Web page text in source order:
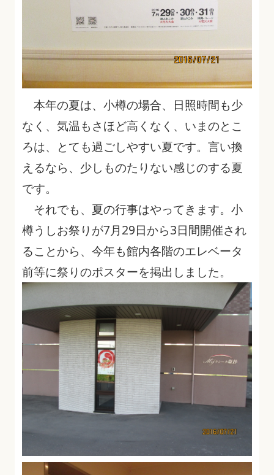
本年の夏は、小樽の場合、日照時間も少
なく、気温もさほど高くなく、いまのとこ
ろは、とても過ごしやすい夏です。言い換
えるなら、少しものたりない感じのする夏
です。
それでも、夏の行事はやってきます。小
樽うしお祭りが7月29日から3日間開催され
ることから、今年も館内各階のエレベータ
前等に祭りのポスターを掲出しました。